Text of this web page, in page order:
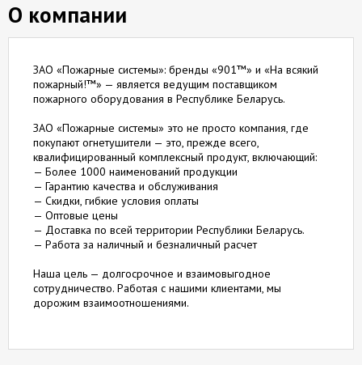
О компании
ЗАО «Пожарные системы»: бренды «901™» и «На всякий
пожарный!™» — является ведущим поставщиком
пожарного оборудования в Республике Беларусь.
ЗАО «Пожарные системы» это не просто компания, где
покупают огнетушители — это, прежде всего,
квалифицированный комплексный продукт, включающий:
— Более 1000 наименований продукции
— Гарантию качества и обслуживания
— Скидки, гибкие условия оплаты
— Оптовые цены
— Доставка по всей территории Республики Беларусь.
— Работа за наличный и безналичный расчет
Наша цель — долгосрочное и взаимовыгодное
сотрудничество. Работая с нашими клиентами, мы
дорожим взаимоотношениями.